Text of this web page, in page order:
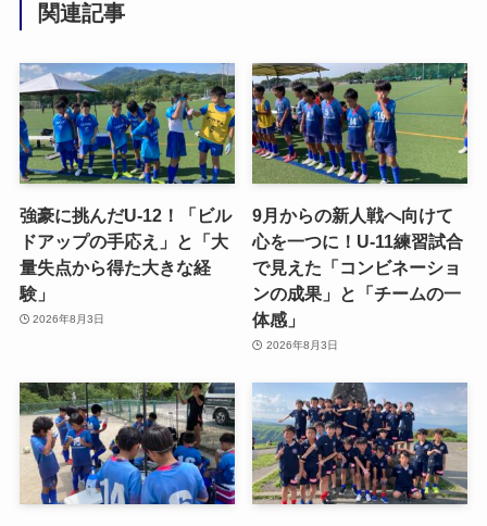
関連記事
強豪に挑んだU-12！「ビル
ドアップの手応え」と「大
量失点から得た大きな経
験」
2026年8月3日
9月からの新人戦へ向けて
心を一つに！U-11練習試合
で見えた「コンビネーショ
ンの成果」と「チームの一
体感」
2026年8月3日